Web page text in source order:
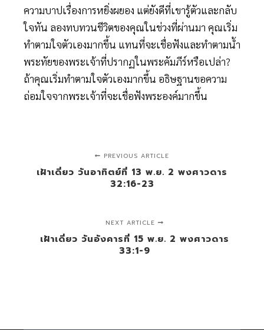
ความบาปเรื่องการหยิ่งผยอง แต่ยังดีที่เขารู้ตัวและกลับ
ใจทัน ลองทบทวนชีวิตของคุณในช่วงที่ผ่านมา คุณเริ่ม
ทำตามใจตัวเองมากขึ้น แทนที่จะเชื่อฟังและทำตามน้ำ
พระทัยของพระเจ้าที่ปรากฏในพระคัมภีร์หรือเปล่า?
ถ้าคุณเริ่มทำตามใจตัวเองมากขึ้น อธิษฐานขอความ
ถ่อมใจจากพระเจ้าที่จะเชื่อฟังพระองค์มากขึ้น
PREVIOUS ARTICLE
เฝ้าเดี่ยว วันอาทิตย์ที่ 13 พ.ย. 2 พงศาวดาร
32:16-23
NEXT ARTICLE
เฝ้าเดี่ยว วันอังคารที่ 15 พ.ย. 2 พงศาวดาร
33:1-9